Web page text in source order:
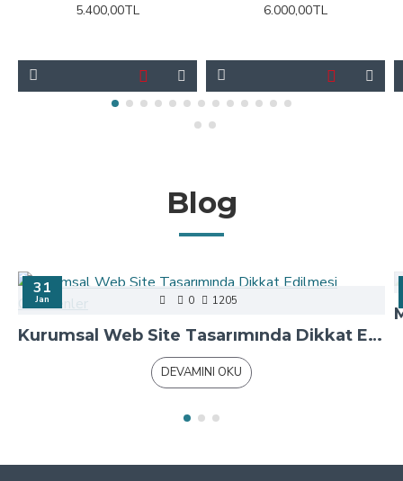
5.400,00TL
6.000,00TL
Blog
31
Jan 0 1205
Kurumsal Web Site Tasarımında Dikkat Edilmesi Gerekenler
DEVAMINI OKU